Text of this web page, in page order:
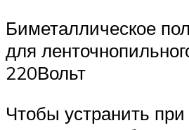
Биметаллическое
для
220Вольт
Чтобы устранить при